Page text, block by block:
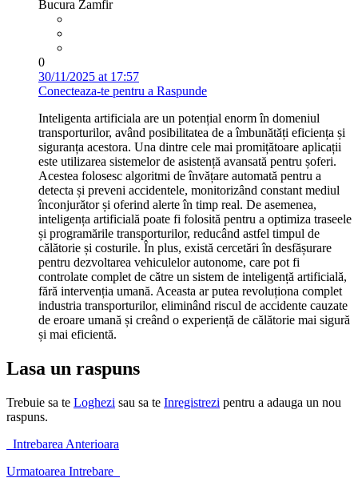
Bucura Zamfir
0
30/11/2025 at 17:57
Conecteaza-te pentru a Raspunde
Inteligenta artificiala are un potențial enorm în domeniul
transporturilor, având posibilitatea de a îmbunătăți eficiența și
siguranța acestora. Una dintre cele mai promițătoare aplicații
este utilizarea sistemelor de asistență avansată pentru șoferi.
Acestea folosesc algoritmi de învățare automată pentru a
detecta și preveni accidentele, monitorizând constant mediul
înconjurător și oferind alerte în timp real. De asemenea,
inteligența artificială poate fi folosită pentru a optimiza traseele
și programările transporturilor, reducând astfel timpul de
călătorie și costurile. În plus, există cercetări în desfășurare
pentru dezvoltarea vehiculelor autonome, care pot fi
controlate complet de către un sistem de inteligență artificială,
fără intervenția umană. Aceasta ar putea revoluționa complet
industria transporturilor, eliminând riscul de accidente cauzate
de eroare umană și creând o experiență de călătorie mai sigură
și mai eficientă.
Lasa un raspuns
Trebuie sa te Loghezi sau sa te Inregistrezi pentru a adauga un nou
raspuns.
Intrebarea Anterioara
Urmatoarea Intrebare